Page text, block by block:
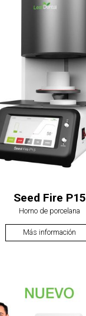
Seed Fire P15
Horno de porcelana
Más información